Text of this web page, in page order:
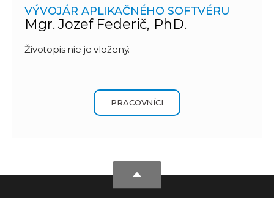
VÝVOJÁR APLIKAČNÉHO SOFTVÉRU
Mgr. Jozef Federič, PhD.
Životopis nie je vložený.
PRACOVNÍCI